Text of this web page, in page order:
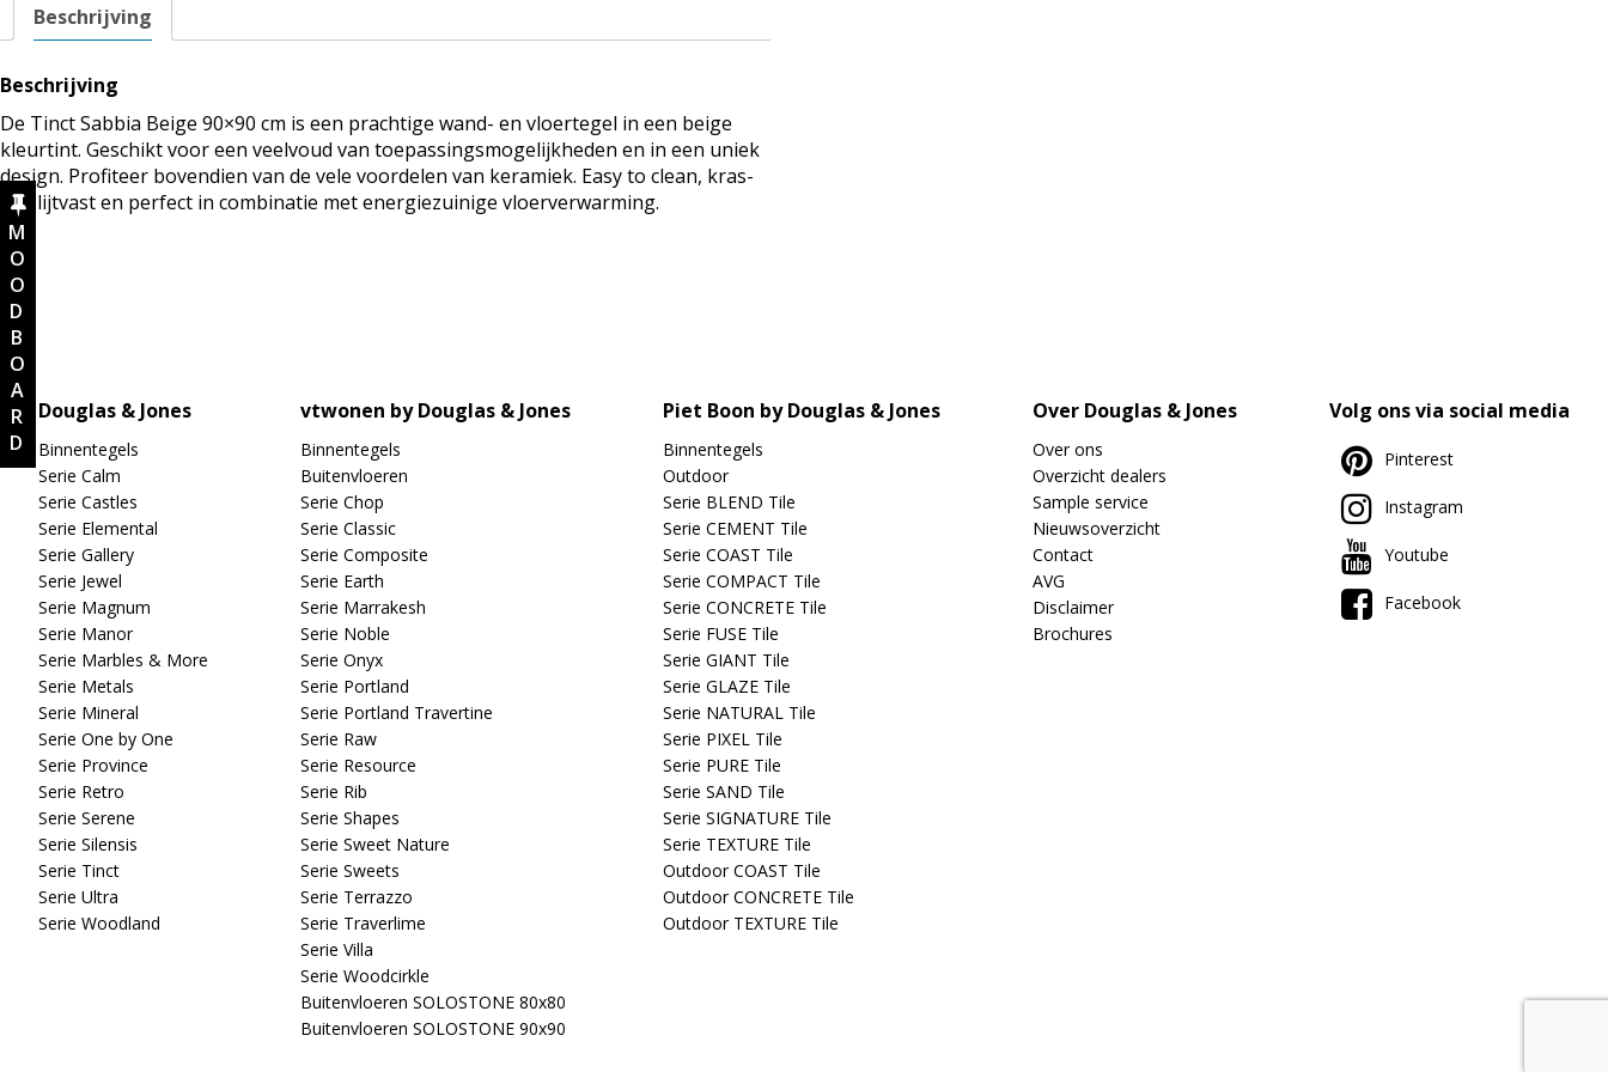
Beschrijving
Beschrijving
De Tinct Sabbia Beige 90×90 cm is een prachtige wand- en vloertegel in een beige
kleurtint. Geschikt voor een veelvoud van toepassingsmogelijkheden en in een uniek
design. Profiteer bovendien van de vele voordelen van keramiek. Easy to clean, kras-
en slijtvast en perfect in combinatie met energiezuinige vloerverwarming.
Douglas & Jones
Binnentegels
Serie Calm
Serie Castles
Serie Elemental
Serie Gallery
Serie Jewel
Serie Magnum
Serie Manor
Serie Marbles & More
Serie Metals
Serie Mineral
Serie One by One
Serie Province
Serie Retro
Serie Serene
Serie Silensis
Serie Tinct
Serie Ultra
Serie Woodland
vtwonen by Douglas & Jones
Binnentegels
Buitenvloeren
Serie Chop
Serie Classic
Serie Composite
Serie Earth
Serie Marrakesh
Serie Noble
Serie Onyx
Serie Portland
Serie Portland Travertine
Serie Raw
Serie Resource
Serie Rib
Serie Shapes
Serie Sweet Nature
Serie Sweets
Serie Terrazzo
Serie Traverlime
Serie Villa
Serie Woodcirkle
Buitenvloeren SOLOSTONE 80x80
Buitenvloeren SOLOSTONE 90x90
Piet Boon by Douglas & Jones
Binnentegels
Outdoor
Serie BLEND Tile
Serie CEMENT Tile
Serie COAST Tile
Serie COMPACT Tile
Serie CONCRETE Tile
Serie FUSE Tile
Serie GIANT Tile
Serie GLAZE Tile
Serie NATURAL Tile
Serie PIXEL Tile
Serie PURE Tile
Serie SAND Tile
Serie SIGNATURE Tile
Serie TEXTURE Tile
Outdoor COAST Tile
Outdoor CONCRETE Tile
Outdoor TEXTURE Tile
Over Douglas & Jones
Over ons
Overzicht dealers
Sample service
Nieuwsoverzicht
Contact
AVG
Disclaimer
Brochures
Volg ons via social media
Pinterest
Instagram
Youtube
Facebook
MOODBOARD